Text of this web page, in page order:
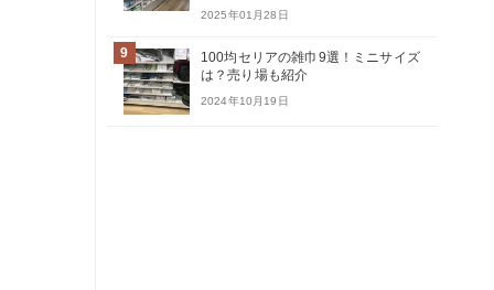
2025年01月28日
9
100均セリアの雑巾9選！ミニサイズ
は？売り場も紹介
2024年10月19日